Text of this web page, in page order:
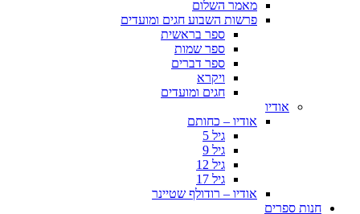
מאמר השלום
פרשות השבוע חגים ומועדים
ספר בראשית
ספר שמות
ספר דברים
ויקרא
חגים ומועדים
אודיו
אודיו – כחותם
גיל 5
גיל 9
גיל 12
גיל 17
אודיו – רודולף שטיינר
חנות ספרים